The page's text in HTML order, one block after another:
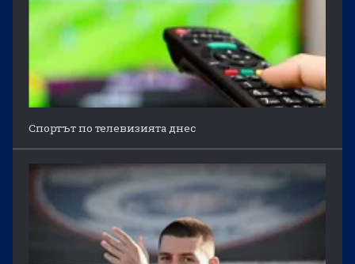
Спортът по телевизията днес